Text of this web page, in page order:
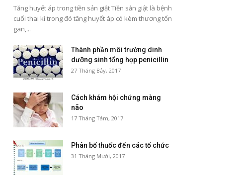
Tăng huyết áp trong tiền sản giật Tiền sản giật là bệnh
cuối thai kì trong đó tăng huyết áp có kèm thương tổn
gan,...
Thành phần môi trường dinh
dưỡng sinh tổng hợp penicillin
27 Tháng Bảy, 2017
Cách khám hội chứng màng
não
17 Tháng Tám, 2017
Phân bố thuốc đến các tổ chức
31 Tháng Mười, 2017